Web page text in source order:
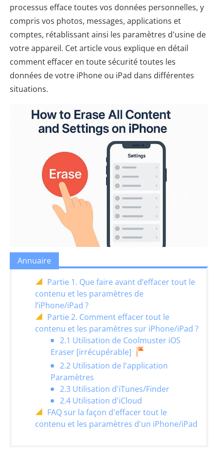
processus efface toutes vos données personnelles, y
compris vos photos, messages, applications et
comptes, rétablissant ainsi les paramètres d'usine de
votre appareil. Cet article vous explique en détail
comment effacer en toute sécurité toutes les
données de votre iPhone ou iPad dans différentes
situations.
Annuaire
Partie 1. Que faire avant d’effacer tout le
contenu et les paramètres de
l’iPhone/iPad ?
Partie 2. Comment effacer tout le
contenu et les paramètres sur iPhone/iPad ?
2.1 Utilisation de Coolmuster iOS
Eraser [irrécupérable]
2.2 Utilisation de l'application
Paramètres
2.3 Utilisation d'iTunes/Finder
2.4 Utilisation d'iCloud
FAQ sur la façon d'effacer tout le
contenu et les paramètres d'un iPhone/iPad